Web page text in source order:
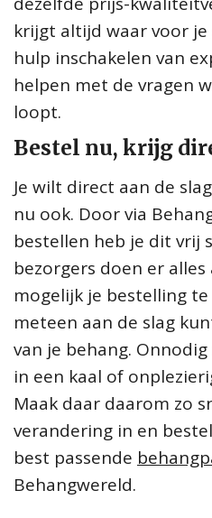
krijgt altijd waar voor
hulp inschakelen van
helpen met de vragen
loopt.
Bestel nu, krijg
Je wilt direct aan de
nu ook. Door via
bestellen heb je dit vrij
bezorgers doen er
mogelijk je bestelling
meteen aan de slag
van je behang.
in een kaal of
Maak daar daarom zo
verandering in en
best passende
Behangwereld.